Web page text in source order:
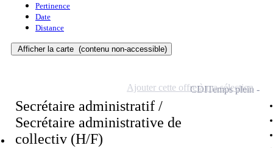
Pertinence
Date
Distance
Afficher la carte (contenu non-accessible)
Secrétaire administratif /
Secrétaire administrative de
collectiv (H/F)
CDITemps plein
Ajouter cette offre à ma sélection